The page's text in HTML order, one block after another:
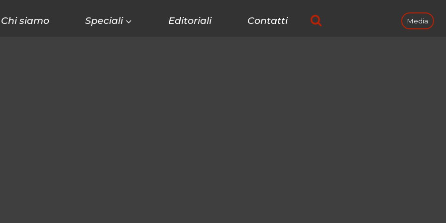
Chi siamo Speciali Editoriali Contatti Media